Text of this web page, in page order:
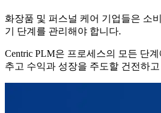
화장품 및 퍼스널 케어 기업들은 소
기 단계를 관리해야 합니다.
Centric PLM은 프로세스의 모든 단
추고 수익과 성장을 주도할 건전하